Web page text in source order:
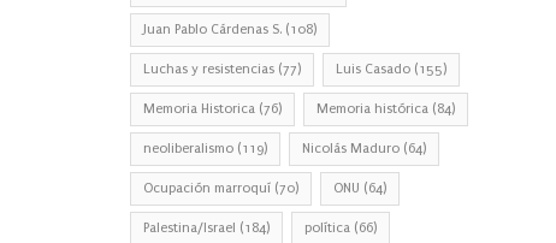
Juan Pablo Cárdenas S. (108)
Luchas y resistencias (77) Luis Casado (155)
Memoria Historica (76) Memoria histórica (84)
neoliberalismo (119) Nicolás Maduro (64)
Ocupación marroquí (70) ONU (64)
Palestina/Israel (184) política (66)